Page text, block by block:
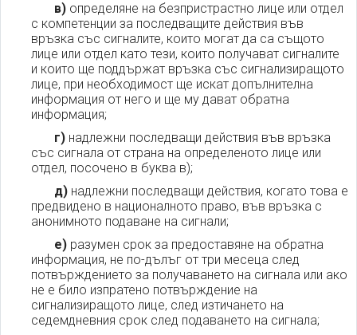
в)определяне на безпристрастно лице или отдел
с компетенции за последващите действия във
връзка със сигналите, които могат да са същото
лице или отдел като тези, които получават сигналите
и които ще поддържат връзка със сигнализиращото
лице, при необходимост ще искат допълнителна
информация от него и ще му дават обратна
информация;
г)надлежни последващи действия във връзка
със сигнала от страна на определеното лице или
отдел, посочено в буква в);
д)надлежни последващи действия, когато това е
предвидено в националното право, във връзка с
анонимното подаване на сигнали;
е)разумен срок за предоставяне на обратна
информация, не по-дълъг от три месеца след
потвърждението за получаването на сигнала или ако
не е било изпратено потвърждение на
сигнализиращото лице, след изтичането на
седемдневния срок след подаването на сигнала;